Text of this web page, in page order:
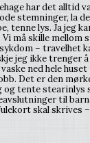
har det alltid
stemninger, la
tenne lys. Ja jeg
må skille mellom
– travelhet
jeg ikke trenger
ned hele
Det er den
og tente stearinlys
til
skal skrives